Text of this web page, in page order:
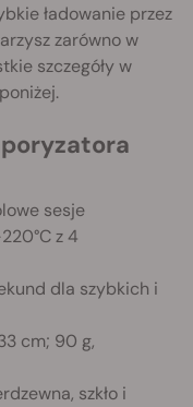
ładowanie przez
zarówno w
szczegóły w
sesje
z 4
dla szybkich i
cm; 90 g,
szkło i